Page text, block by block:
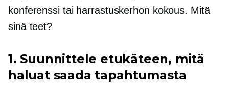
konferenssi tai harrastuskerhon kokous. Mitä
sinä teet?
1. Suunnittele etukäteen, mitä
haluat saada tapahtumasta